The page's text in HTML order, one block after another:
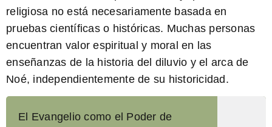
religiosa no está necesariamente basada en
pruebas científicas o históricas. Muchas personas
encuentran valor espiritual y moral en las
enseñanzas de la historia del diluvio y el arca de
Noé, independientemente de su historicidad.
El Evangelio como el Poder de